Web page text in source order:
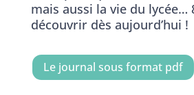
mais aussi la vie du lycée…
découvrir dès aujourd’hui !
Le journal sous format pdf